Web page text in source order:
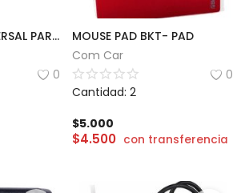
CARGADOR UNIVERSAL PARA NOTEBOOK
0
MOUSE PAD BKT- PAD
Com Car
0
Cantidad: 2
$5.000
$4.500 con transferencia